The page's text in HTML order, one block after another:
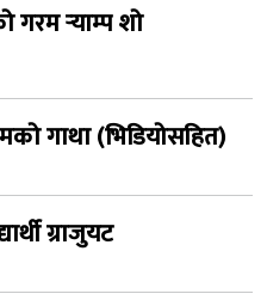
र्‍याम्प शो
गाथा (भिडियोसहित)
ग्राजुयट